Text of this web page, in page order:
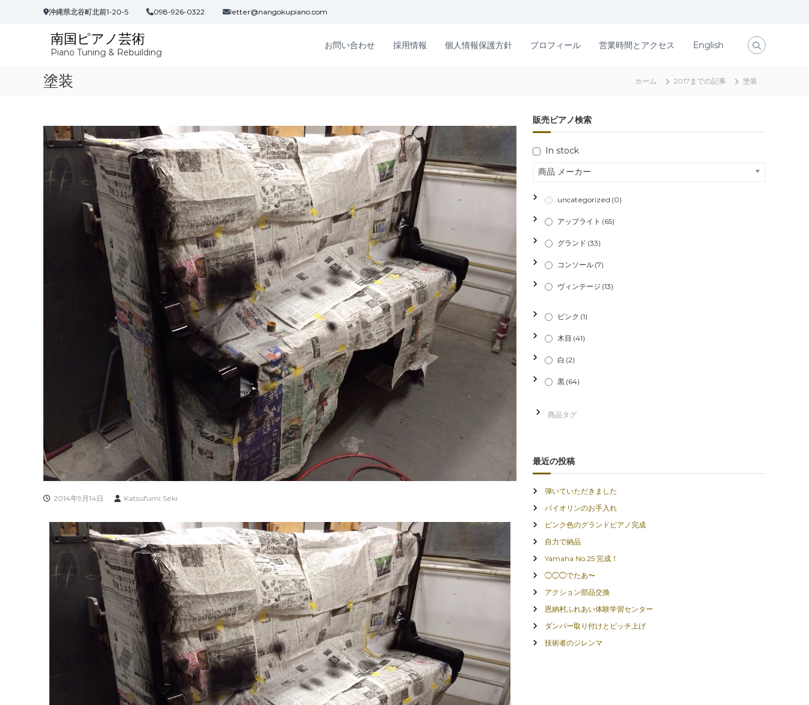
沖縄県北谷町北前1-20-5 098-926-0322 letter@nangokupiano.com
南国ピアノ芸術
Piano Tuning & Rebuilding
お問い合わせ 採用情報 個人情報保護方針 プロフィール 営業時間とアクセス English
塗装 ホーム 2017までの記事 塗装
2014年9月14日 Katsufumi Seki
販売ピアノ検索
In stock
商品 メーカー
uncategorized (0)
アップライト (65)
グランド (33)
コンソール (7)
ヴィンテージ (13)
ピンク (1)
木目 (41)
白 (2)
黒 (64)
最近の投稿
弾いていただきました
バイオリンのお手入れ
ピンク色のグランドピアノ完成
自力で納品
Yamaha No.25 完成！
◯◯◯でたあ〜
アクション部品交換
恩納村ふれあい体験学習センター
ダンパー取り付けとピッチ上げ
技術者のジレンマ